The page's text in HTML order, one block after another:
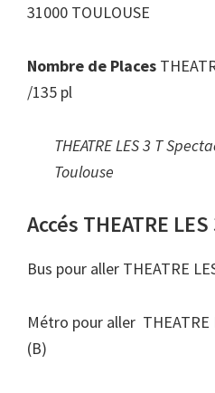
31000 TOULOUSE
Nombre de Places
/135 pl
THEATRE LES 3 T
Toulouse
Accés THEATRE
Bus pour aller THEATRE
Métro pour aller THEATRE
(B)